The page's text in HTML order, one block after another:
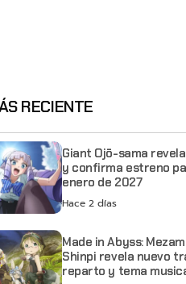
RECIENTE
Giant Ojō-sama
y confirma estreno
enero de 2027
Hace 2 días
Made in Abyss:
Shinpi revela nuevo
reparto y tema